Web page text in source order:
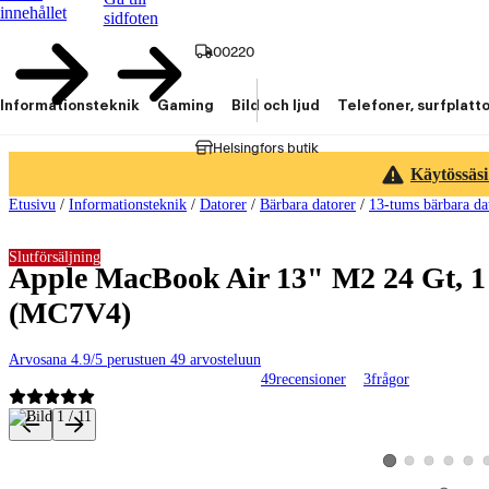
innehållet
sidfoten
00220
Helsingfors butik
Informationsteknik Gaming Bild och ljud Telefoner,
Etusivu / Informationsteknik / Datorer / Bärbara datorer / 13-tums bärbara
Apple MacBook Air 13" M2 24 Gt,
(MC7V4)
Arvosana 4.9/5 perustuen 49 arvosteluun
49recensioner 3frågor
Slutförsäljning
Produktbilder och videor
Visa produktbild 1
Visa produktbild 2
Visa produktbild
Visa Visa